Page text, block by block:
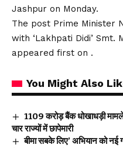
Jashpur on Monday.
The post Prime Minister
with ‘Lakhpati Didi’
appeared first on .
You Might Also
₹1109 करोड़ बैंक धोखाधड़ी
चार राज्यों में छापेमारी
बीमा सबके लिए’ अभियान को